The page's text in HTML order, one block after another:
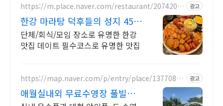
https://m.place.naver.com/restaurant/2074205
광고
한강 마라탕 덕후들의 성지 45
년 마라탕 외길
단체/회식/모임 장소로 유명한 한강
맛집 데이트 필수코스로 유명한 맛집
https://map.naver.com/p/entry/place/13770880
광고
애월실내외 무료수영장 풀빌라